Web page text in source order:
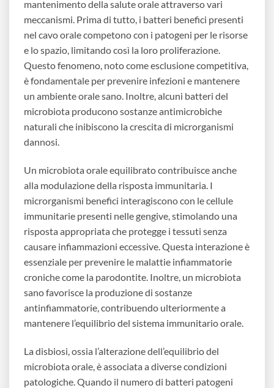
mantenimento della salute orale attraverso vari
meccanismi. Prima di tutto, i batteri benefici presenti
nel cavo orale competono con i patogeni per le risorse
e lo spazio, limitando così la loro proliferazione.
Questo fenomeno, noto come esclusione competitiva,
è fondamentale per prevenire infezioni e mantenere
un ambiente orale sano. Inoltre, alcuni batteri del
microbiota producono sostanze antimicrobiche
naturali che inibiscono la crescita di microrganismi
dannosi.
Un microbiota orale equilibrato contribuisce anche
alla modulazione della risposta immunitaria. I
microrganismi benefici interagiscono con le cellule
immunitarie presenti nelle gengive, stimolando una
risposta appropriata che protegge i tessuti senza
causare infiammazioni eccessive. Questa interazione è
essenziale per prevenire le malattie infiammatorie
croniche come la parodontite. Inoltre, un microbiota
sano favorisce la produzione di sostanze
antinfiammatorie, contribuendo ulteriormente a
mantenere l’equilibrio del sistema immunitario orale.
La disbiosi, ossia l’alterazione dell’equilibrio del
microbiota orale, è associata a diverse condizioni
patologiche. Quando il numero di batteri patogeni